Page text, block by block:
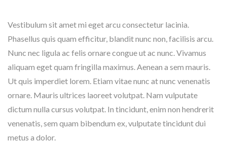
Vestibulum sit amet mi eget arcu consectetur lacinia.
Phasellus quis quam efficitur, blandit nunc non, facilisis arcu.
Nunc nec ligula ac felis ornare congue ut ac nunc. Vivamus
aliquam eget quam fringilla maximus. Aenean a sem mauris.
Ut quis imperdiet lorem. Etiam vitae nunc at nunc venenatis
ornare. Mauris ultrices laoreet volutpat. Nam vulputate
dictum nulla cursus volutpat. In tincidunt, enim non hendrerit
venenatis, sem quam bibendum ex, vulputate tincidunt dui
metus a dolor.